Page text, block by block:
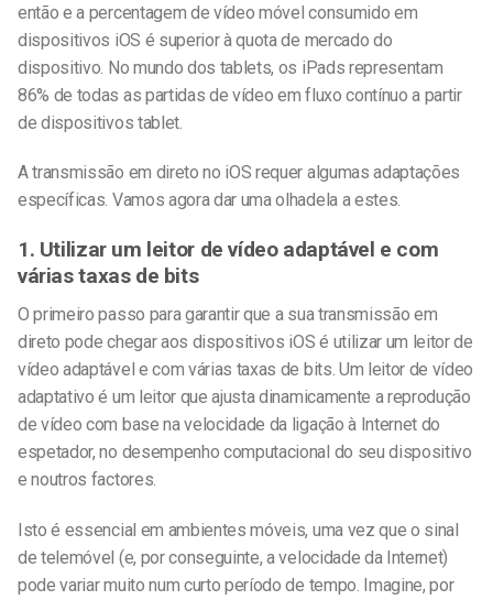
então e a percentagem de vídeo móvel consumido em
dispositivos iOS é superior à quota de mercado do
dispositivo. No mundo dos tablets, os iPads representam
86% de todas as partidas de vídeo em fluxo contínuo a partir
de dispositivos tablet.
A transmissão em direto no iOS requer algumas adaptações
específicas. Vamos agora dar uma olhadela a estes.
1. Utilizar um leitor de vídeo adaptável e com
várias taxas de bits
O primeiro passo para garantir que a sua transmissão em
direto pode chegar aos dispositivos iOS é utilizar um leitor de
vídeo adaptável e com várias taxas de bits. Um leitor de vídeo
adaptativo é um leitor que ajusta dinamicamente a reprodução
de vídeo com base na velocidade da ligação à Internet do
espetador, no desempenho computacional do seu dispositivo
e noutros factores.
Isto é essencial em ambientes móveis, uma vez que o sinal
de telemóvel (e, por conseguinte, a velocidade da Internet)
pode variar muito num curto período de tempo. Imagine, por